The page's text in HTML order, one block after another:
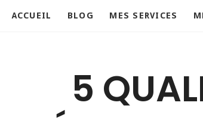
ACCUEIL BLOG MES SERVICES
5